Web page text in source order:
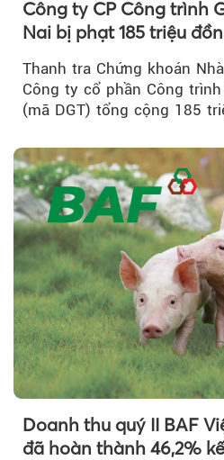
Công ty CP Công trình
Nai bị phạt 185 triệu
Thanh tra Chứng khoán
Công ty cổ phần Công
(mã DGT) tổng cộng 185
Doanh thu quý II BAF
đã hoàn thành 46,2%